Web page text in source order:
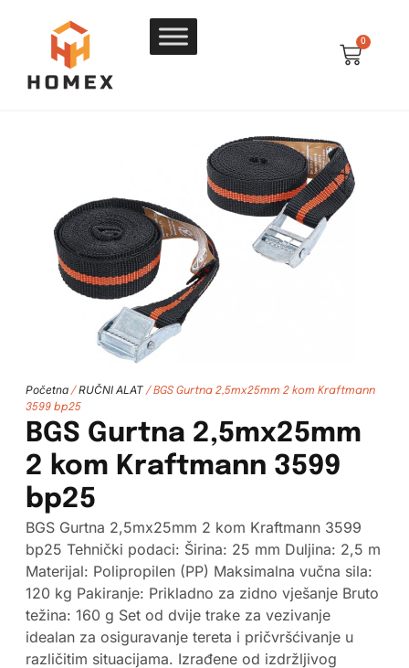
0
Početna/ RUČNI ALAT/ BGS Gurtna 2,5mx25mm 2 kom Kraftmann
3599 bp25
BGS Gurtna 2,5mx25mm
2 kom Kraftmann 3599
bp25
BGS Gurtna 2,5mx25mm 2 kom Kraftmann 3599
bp25 Tehnički podaci: Širina: 25 mm Duljina: 2,5 m
Materijal: Polipropilen (PP) Maksimalna vučna sila:
120 kg Pakiranje: Prikladno za zidno vješanje Bruto
težina: 160 g Set od dvije trake za vezivanje
idealan za osiguravanje tereta i pričvršćivanje u
različitim situacijama. Izrađene od izdržljivog